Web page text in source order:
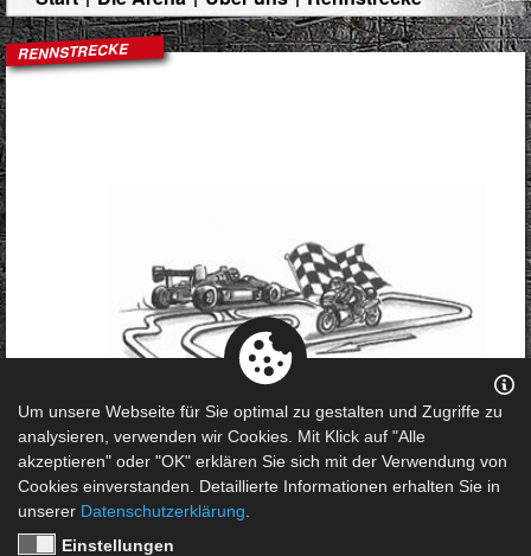
RENNSTRECKE
Um unsere Webseite für Sie optimal zu gestalten und Zugriffe zu
analysieren, verwenden wir Cookies. Mit Klick auf "Alle
akzeptieren" oder "OK" erklären Sie sich mit der Verwendung von
Cookies einverstanden. Detaillierte Informationen erhalten Sie in
unserer Datenschutzerklärung
Einstellungen